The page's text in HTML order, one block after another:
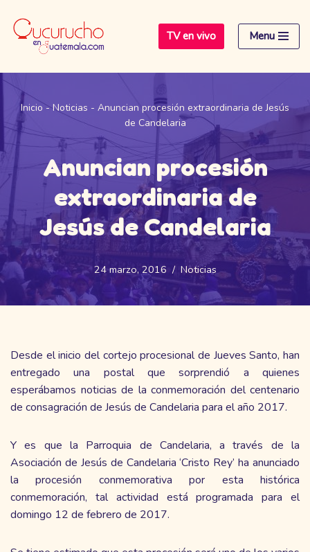
Saltar
contenido
TV en vivo Menu
Inicio-Noticias - Anuncian procesión extraordinaria de Jesús
de Candelaria
Anuncian procesión
extraordinaria de
Jesús de Candelaria
24 marzo, 2016 Noticias
Desde el inicio del cortejo procesional de Jueves Santo, han
entregado una postal que sorprendió a quienes
esperábamos noticias de la conmemoración del centenario
de consagración de Jesús de Candelaria para el año 2017.
Y es que la Parroquia de Candelaria, a través de la
Asociación de Jesús de Candelaria ‘Cristo Rey’ ha anunciado
la procesión conmemorativa por esta histórica
conmemoración, tal actividad está programada para el
domingo 12 de febrero de 2017.